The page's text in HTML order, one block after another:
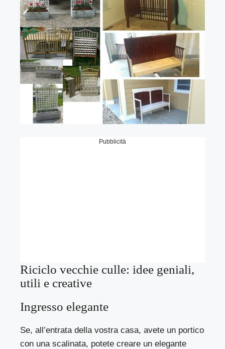
Pubblicità
Riciclo vecchie culle: idee geniali,
utili e creative
Ingresso elegante
Se, all’entrata della vostra casa, avete un portico
con una scalinata, potete creare un elegante